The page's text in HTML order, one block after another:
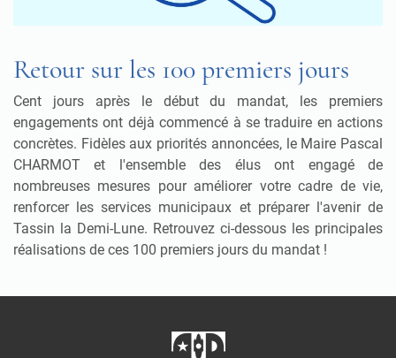
Retour sur les 100 premiers jours
Cent jours après le début du mandat, les premiers
engagements ont déjà commencé à se traduire en actions
concrètes. Fidèles aux priorités annoncées, le Maire Pascal
CHARMOT et l'ensemble des élus ont engagé de
nombreuses mesures pour améliorer votre cadre de vie,
renforcer les services municipaux et préparer l'avenir de
Tassin la Demi-Lune. Retrouvez ci-dessous les principales
réalisations de ces 100 premiers jours du mandat !